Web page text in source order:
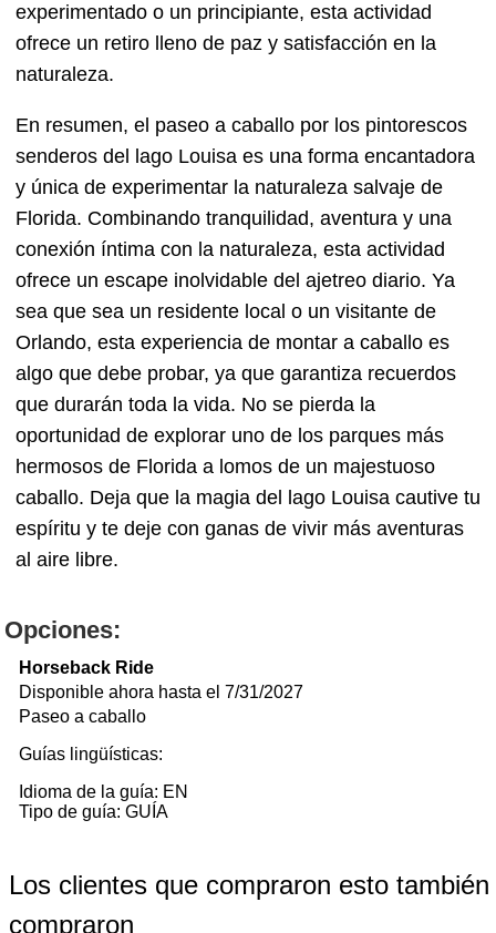
experimentado o un principiante, esta actividad
ofrece un retiro lleno de paz y satisfacción en la
naturaleza.
En resumen, el paseo a caballo por los pintorescos
senderos del lago Louisa es una forma encantadora
y única de experimentar la naturaleza salvaje de
Florida. Combinando tranquilidad, aventura y una
conexión íntima con la naturaleza, esta actividad
ofrece un escape inolvidable del ajetreo diario. Ya
sea que sea un residente local o un visitante de
Orlando, esta experiencia de montar a caballo es
algo que debe probar, ya que garantiza recuerdos
que durarán toda la vida. No se pierda la
oportunidad de explorar uno de los parques más
hermosos de Florida a lomos de un majestuoso
caballo. Deja que la magia del lago Louisa cautive tu
espíritu y te deje con ganas de vivir más aventuras
al aire libre.
Opciones:
Horseback Ride
Disponible ahora hasta el 7/31/2027
Paseo a caballo
Guías lingüísticas:
Idioma de la guía: EN
Tipo de guía: GUÍA
Los clientes que compraron esto también
compraron